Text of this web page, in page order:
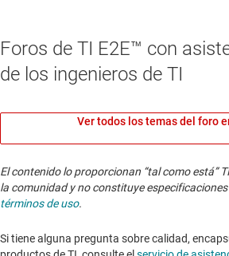
Foros de TI E2E™ con
de los ingenieros de TI
Ver todos los temas del foro
El contenido lo proporcionan “tal como está”
la comunidad y no constituye
términos de uso.
Si tiene alguna pregunta sobre calidad,